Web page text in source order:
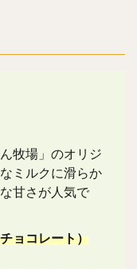
牧場」のオリジ
ミルクに滑らか
甘さが人気で
ョコレート）